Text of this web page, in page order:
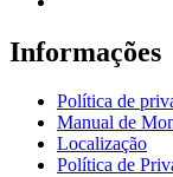
Informações
Política de
Manual de
Localização
Política de